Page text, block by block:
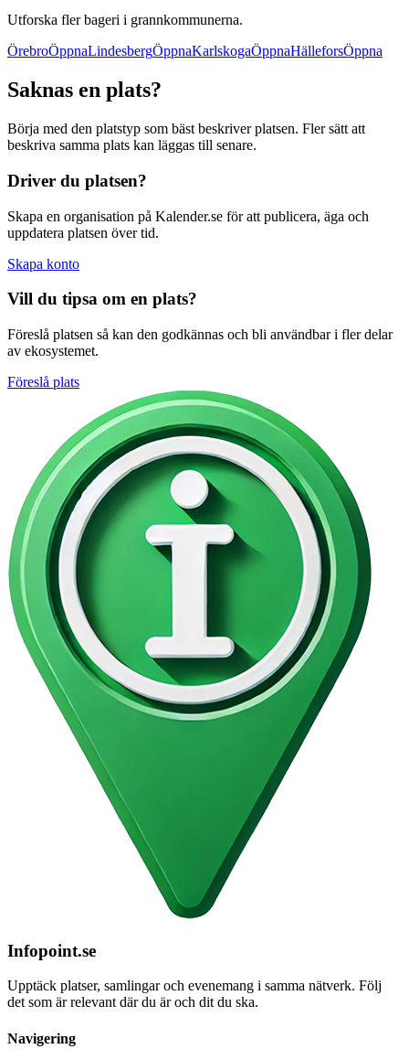
Utforska fler bageri i grannkommunerna.
ÖrebroÖppnaLindesbergÖppnaKarlskogaÖppnaHälleforsÖppna
Saknas en plats?
Börja med den platstyp som bäst beskriver platsen. Fler sätt att
beskriva samma plats kan läggas till senare.
Driver du platsen?
Skapa en organisation på Kalender.se för att publicera, äga och
uppdatera platsen över tid.
Skapa konto
Vill du tipsa om en plats?
Föreslå platsen så kan den godkännas och bli användbar i fler delar
av ekosystemet.
Föreslå plats
Infopoint.se
Upptäck platser, samlingar och evenemang i samma nätverk. Följ
det som är relevant där du är och dit du ska.
Navigering